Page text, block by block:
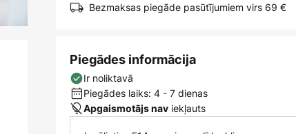
Bezmaksas piegāde pasūtījumiem virs 69 €
Piegādes informācija
Ir noliktavā
Piegādes laiks: 4 - 7 dienas
Apgaismotājs nav iekļauts